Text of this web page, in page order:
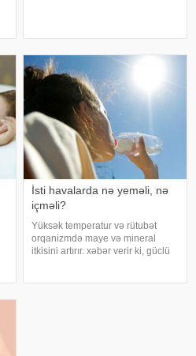
İsti havalarda nə yeməli, nə
içməli?
Yüksək temperatur və rütubət
orqanizmdə maye və mineral
itkisini artırır. xəbər verir ki, güclü